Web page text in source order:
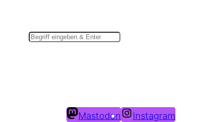
Mastodon
Instagram